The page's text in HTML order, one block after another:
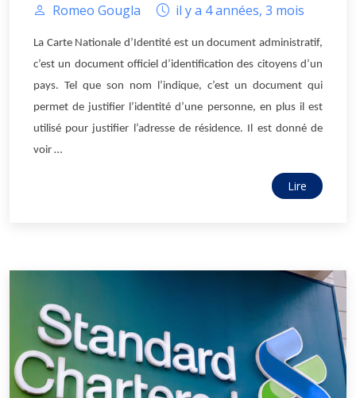
Romeo Gougla il y a 4 années, 3 mois
La Carte Nationale d’Identité est un document administratif,
c’est un document officiel d’identification des citoyens d’un
pays. Tel que son nom l’indique, c’est un document qui
permet de justifier l’identité d’une personne, en plus il est
utilisé pour justifier l’adresse de résidence. Il est donné de
voir …
Lire